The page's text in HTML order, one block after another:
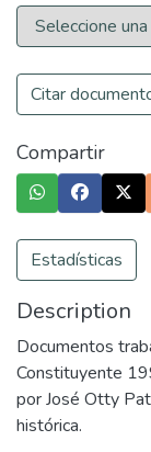
Citar
Compartir
Estadísticas
Description
​Documentos
Constituyente
por José Otty
histórica.